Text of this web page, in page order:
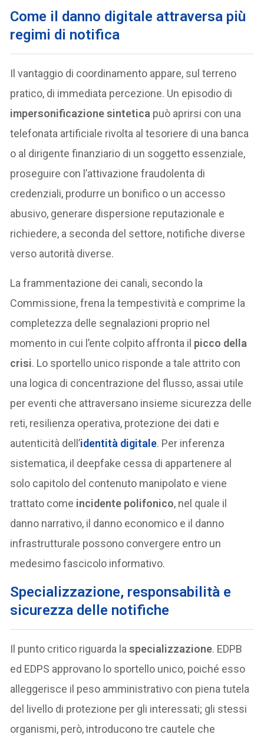
Come il danno digitale attraversa più
regimi di notifica
Il vantaggio di coordinamento appare, sul terreno
pratico, di immediata percezione. Un episodio di
impersonificazione sintetica può aprirsi con una
telefonata artificiale rivolta al tesoriere di una banca
o al dirigente finanziario di un soggetto essenziale,
proseguire con l’attivazione fraudolenta di
credenziali, produrre un bonifico o un accesso
abusivo, generare dispersione reputazionale e
richiedere, a seconda del settore, notifiche diverse
verso autorità diverse.
La frammentazione dei canali, secondo la
Commissione, frena la tempestività e comprime la
completezza delle segnalazioni proprio nel
momento in cui l’ente colpito affronta il picco della
crisi. Lo sportello unico risponde a tale attrito con
una logica di concentrazione del flusso, assai utile
per eventi che attraversano insieme sicurezza delle
reti, resilienza operativa, protezione dei dati e
autenticità dell’identità digitale. Per inferenza
sistematica, il deepfake cessa di appartenere al
solo capitolo del contenuto manipolato e viene
trattato come incidente polifonico, nel quale il
danno narrativo, il danno economico e il danno
infrastrutturale possono convergere entro un
medesimo fascicolo informativo.
Specializzazione, responsabilità e
sicurezza delle notifiche
Il punto critico riguarda laspecializzazione. EDPB
ed EDPS approvano lo sportello unico, poiché esso
alleggerisce il peso amministrativo con piena tutela
del livello di protezione per gli interessati; gli stessi
organismi, però, introducono tre cautele che